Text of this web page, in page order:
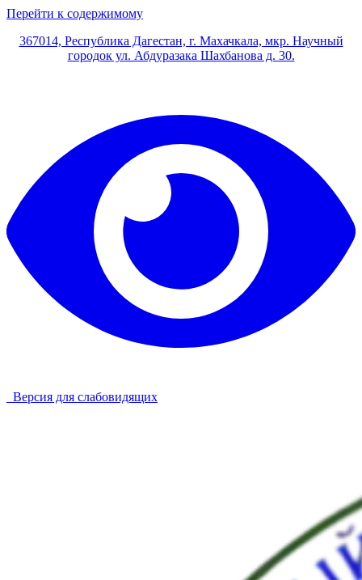
Перейти к содержимому
367014, Республика Дагестан, г. Махачкала, мкр. Научный
городок ул. Абдуразака Шахбанова д. 30.
Версия для слабовидящих